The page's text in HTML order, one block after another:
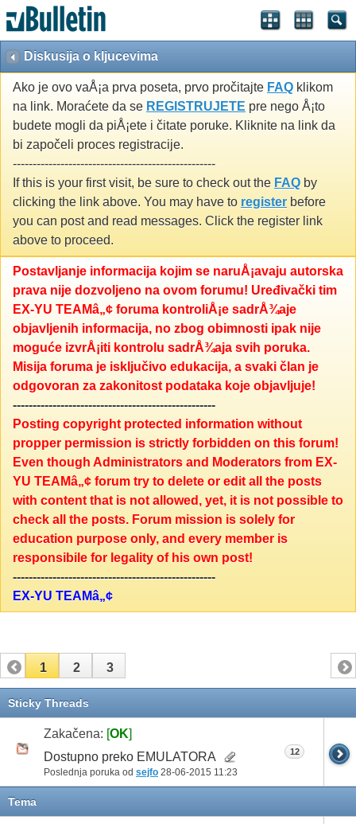
Diskusija o kljucevima
Ako je ovo vaÅ¡a prva poseta, prvo pročitajte FAQ klikom
na link. Moraćete da se REGISTRUJETE pre nego Å¡to
budete mogli da piÅ¡ete i čitate poruke. Kliknite na link da
bi započeli proces registracije.
---------------------------------------------------
If this is your first visit, be sure to check out the FAQ by
clicking the link above. You may have to register before
you can post and read messages. Click the register link
above to proceed.
Postavljanje informacija kojim se naruÅ¡avaju autorska
prava nije dozvoljeno na ovom forumu! Uređivački tim
EX-YU TEAMâ„¢ foruma kontroliÅ¡e sadrÅ¾aje
objavljenih informacija, no zbog obimnosti ipak nije
moguće izvrÅ¡iti kontrolu sadrÅ¾aja svih poruka.
Misija foruma je isključivo edukacija, a svaki član je
odgovoran za zakonitost podataka koje objavljuje!
---------------------------------------------------
Posting copyright protected information without
propper permission is strictly forbidden on this forum!
Even though Administrators and Moderators from EX-
YU TEAMâ„¢ forum try to delete or edit all the posts
with content that is not allowed, yet, it is not possible to
check all the posts. Forum mission is solely for
education purpose only, and every member is
responsibile for legality of his own post!
---------------------------------------------------
EX-YU TEAMâ„¢
1 2 3
Sticky Threads
Zakačena: [OK]
Dostupno preko EMULATORA
Poslednja poruka od sejfo 28-06-2015 11:23
12
Tema